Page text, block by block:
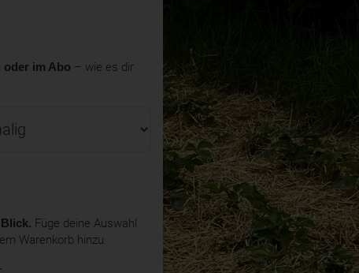
oder im Abo – wie es dir
Füge deine Auswahl
Warenkorb hinzu.